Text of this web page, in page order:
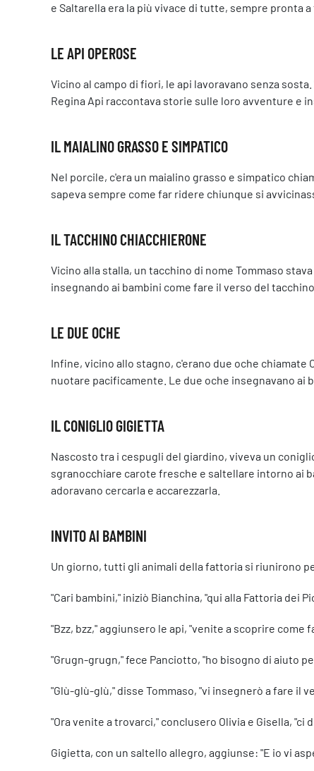
e Saltarella era la più vivace di tutte, sempre pronta
LE API OPEROSE
Vicino al campo di fiori, le api lavoravano senza
Regina Api raccontava storie sulle loro avventure e
IL MAIALINO GRASSO E SIMPATICO
Nel porcile, c'era un maialino grasso e simpatico
sapeva sempre come far ridere chiunque si
IL TACCHINO CHIACCHIERONE
Vicino alla stalla, un tacchino di nome Tommaso
insegnando ai bambini come fare il verso del
LE DUE OCHE
Infine, vicino allo stagno, c'erano due oche chiamate
nuotare pacificamente. Le due oche insegnavano ai
IL CONIGLIO GIGIETTA
Nascosto tra i cespugli del giardino, viveva un
sgranocchiare carote fresche e saltellare intorno ai
adoravano cercarla e accarezzarla.
INVITO AI BAMBINI
Un giorno, tutti gli animali della fattoria si riunirono
"Cari bambini," iniziò Bianchina, "qui alla Fattoria dei
"Bzz, bzz," aggiunsero le api, "venite a scoprire come
"Grugn-grugn," fece Panciotto, "ho bisogno di aiuto
"Glù-glù-glù," disse Tommaso, "vi insegnerò a fare il
"Ora venite a trovarci," conclusero Olivia e Gisella,
Gigietta, con un saltello allegro, aggiunse: "E io vi